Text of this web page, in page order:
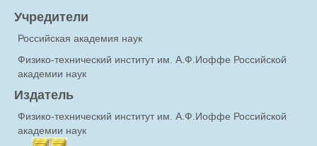
Учредители
Российская академия наук
Физико-технический институт им. А.Ф.Иоффе Российской
академии наук
Издатель
Физико-технический институт им. А.Ф.Иоффе Российской
академии наук